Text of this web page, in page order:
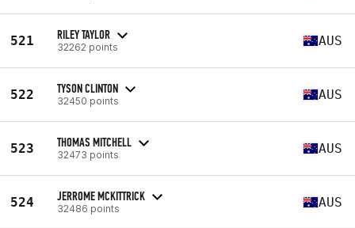
521 RILEY TAYLOR
32262 points AUS
522 TYSON CLINTON
32450 points AUS
523 THOMAS MITCHELL
32473 points AUS
524 JERROME MCKITTRICK
32486 points AUS